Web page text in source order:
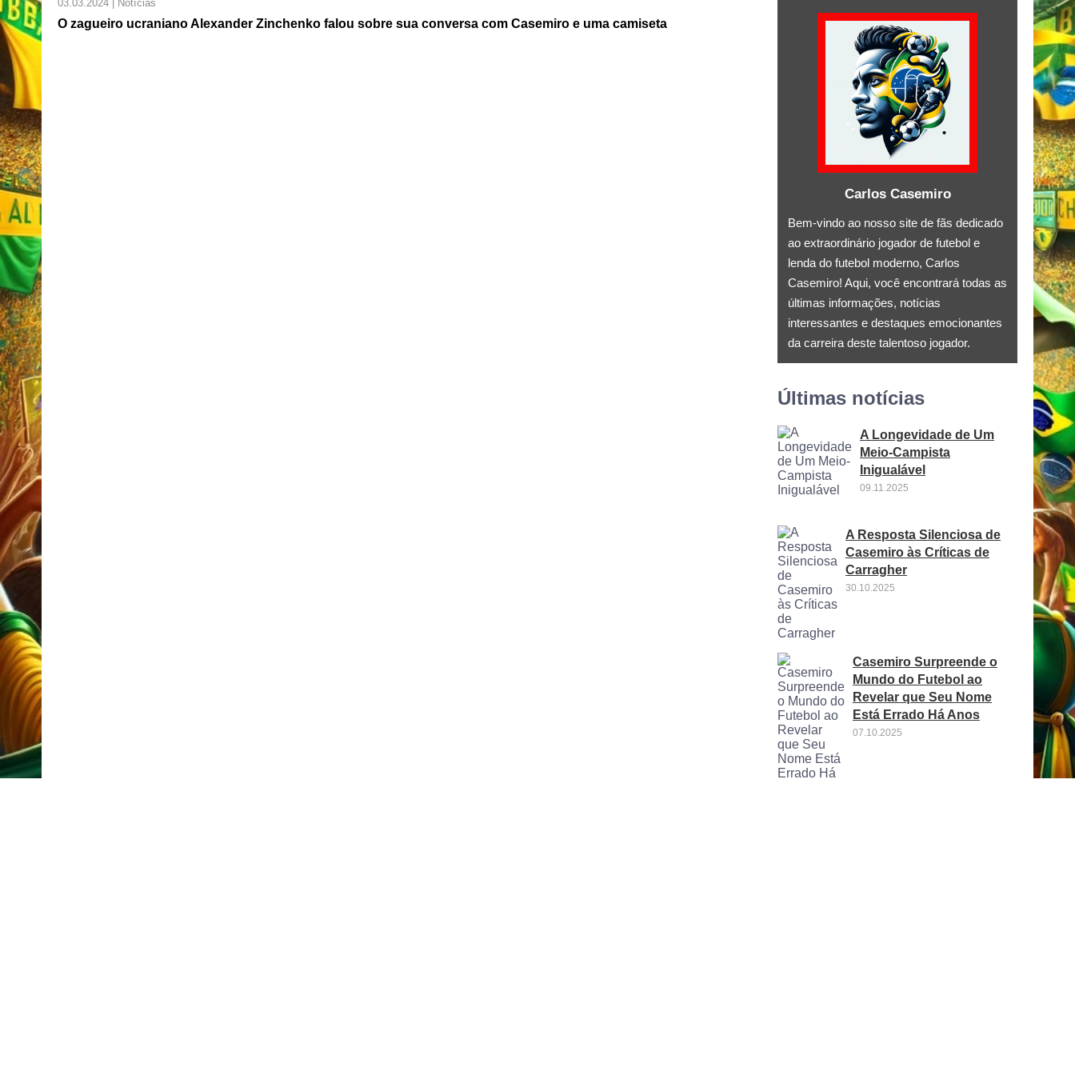
03.03.2024 | Notícias
O zagueiro ucraniano Alexander Zinchenko falou sobre sua conversa com Casemiro e uma camiseta
Carlos Casemiro
Bem-vindo ao nosso site de fãs dedicado
ao extraordinário jogador de futebol e
lenda do futebol moderno, Carlos
Casemiro! Aqui, você encontrará todas as
últimas informações, notícias
interessantes e destaques emocionantes
da carreira deste talentoso jogador.
Últimas notícias
A Longevidade de Um
Meio-Campista
Inigualável
09.11.2025
A Resposta Silenciosa de
Casemiro às Críticas de
Carragher
30.10.2025
Casemiro Surpreende o
Mundo do Futebol ao
Revelar que Seu Nome
Está Errado Há Anos
07.10.2025